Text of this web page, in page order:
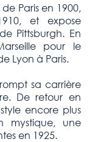
Paris en 1900,
et expose
Pittsburgh. En
pour le
Lyon à Paris.
sa carrière
De retour en
encore plus
mystique, une
en 1925.